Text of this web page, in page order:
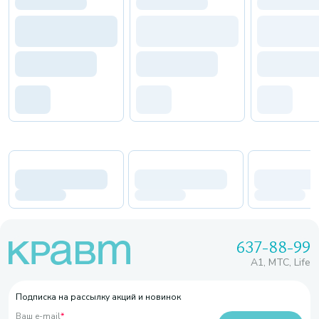
637-88-99
A1, МТС, Life
Подписка на рассылку акций и новинок
Ваш e-mail*